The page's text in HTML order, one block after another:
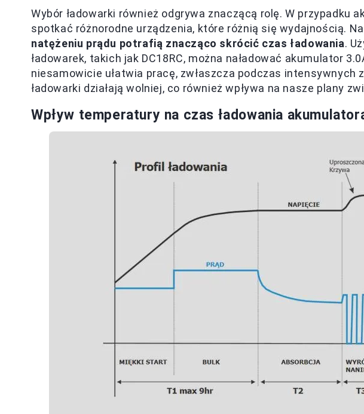
Wybór ładowarki również odgrywa znaczącą rolę. W przypadku
spotkać różnorodne urządzenia, które różnią się wydajnością. Na
natężeniu prądu potrafią znacząco skrócić czas ładowania.
ładowarek, takich jak DC18RC, można naładować akumulator
niesamowicie ułatwia pracę, zwłaszcza podczas intensywnych
ładowarki działają wolniej, co również wpływa na nasze plany
Wpływ temperatury na czas ładowania